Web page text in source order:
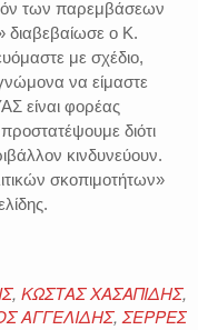
των παρεμβάσεων
διαβεβαίωσε ο Κ.
με σχέδιο,
να είμαστε
είναι φορέας
διότι
κινδυνεύουν.
σκοπιμοτήτων»
, ΚΩΣΤΑΣ ΧΑΣΑΠΙΔΗΣ,
ΑΓΓΕΛΙΔΗΣ, ΣΕΡΡΕΣ